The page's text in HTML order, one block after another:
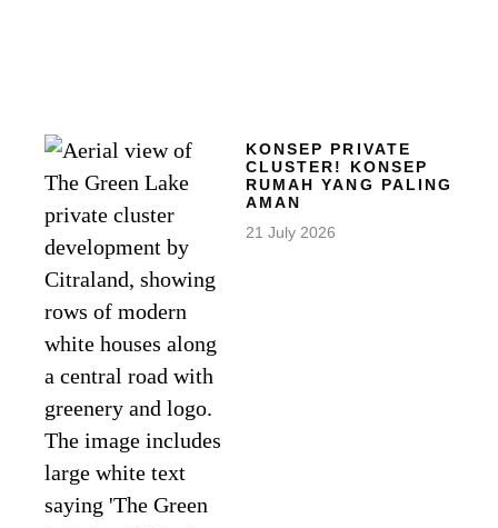
KONSEP PRIVATE
CLUSTER! KONSEP
RUMAH YANG PALING
AMAN
21 July 2026